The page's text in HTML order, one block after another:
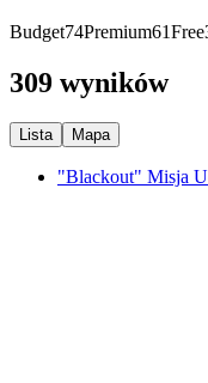
Budget74Premium61Free
309 wyników
Lista Mapa
"Blackout" Misja